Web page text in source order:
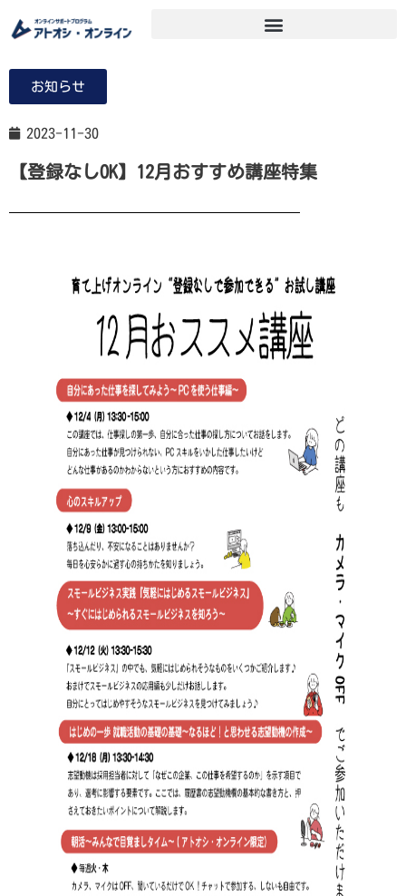
お知らせ
2023-11-30
【登録なしOK】12月おすすめ講座特集